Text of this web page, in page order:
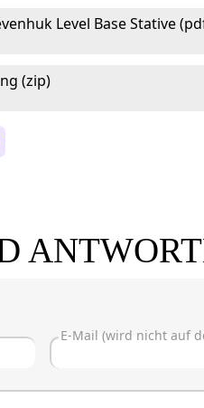
Level Base Stative
(zip)